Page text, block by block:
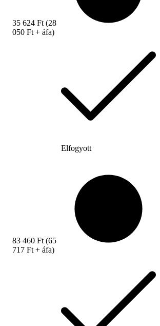
35 624 Ft (28
050 Ft + áfa)
83 460 Ft (65
717 Ft + áfa)
Elfogyott